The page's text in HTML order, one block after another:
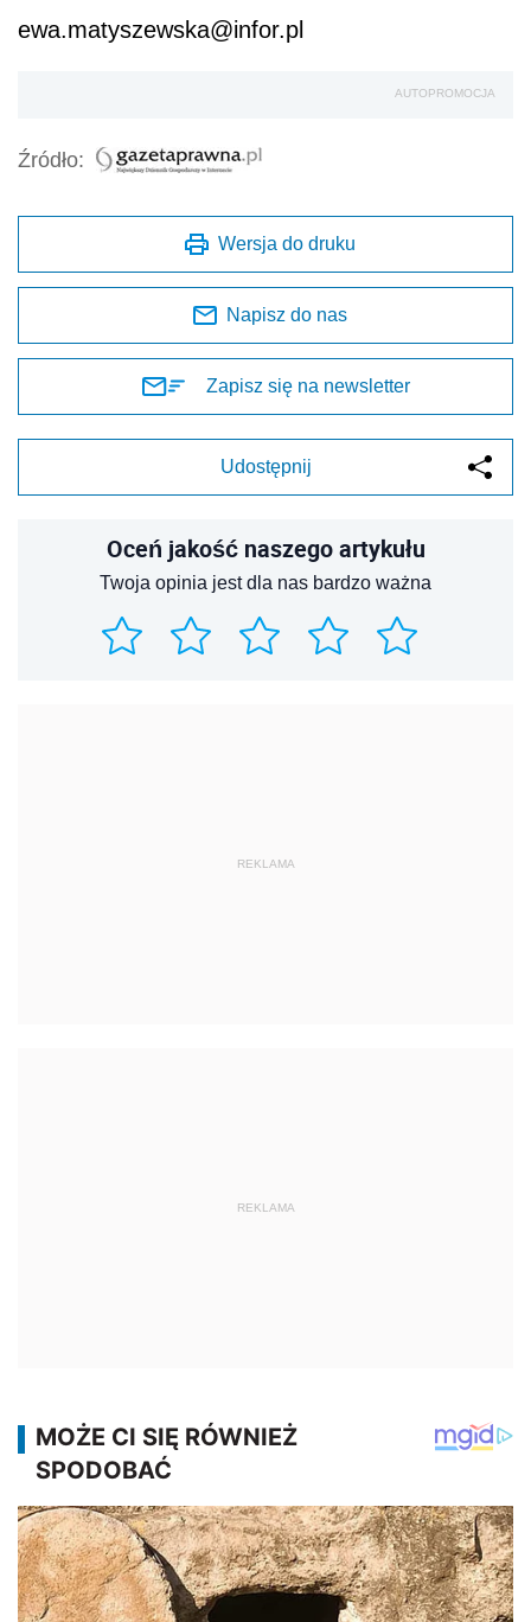
ewa.matyszewska@infor.pl
AUTOPROMOCJA
Źródło:
Wersja do druku
Napisz do nas
Zapisz się na newsletter
Udostępnij
Oceń jakość naszego artykułu
Twoja opinia jest dla nas bardzo ważna
REKLAMA
REKLAMA